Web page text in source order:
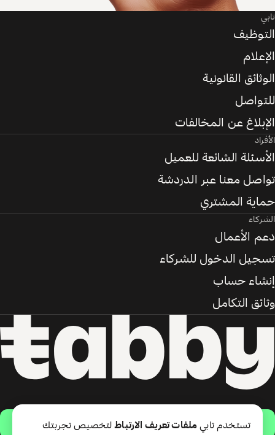
حمّل التطبيق
تابي
التوظيف
الإعلام
الوثائق القانونية
للتواصل
الإبلاغ عن المخالفات
الأفراد
الأسئلة الشائعة للعميل
تواصل معنا عبر الدردشة
حماية المشتري
الشركاء
دعم الأعمال
تسجيل الدخول للشركاء
إنشاء حساب
وثائق التكامل
تستخدم تابي ملفات تعريف الارتباطلتخصيص تجربتك